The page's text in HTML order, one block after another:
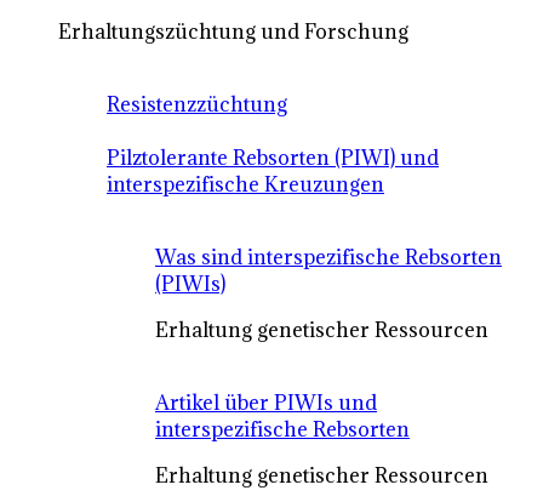
Erhaltungszüchtung und Forschung
Resistenzzüchtung
Pilztolerante Rebsorten (PIWI) und
interspezifische Kreuzungen
Was sind interspezifische Rebsorten
(PIWIs)
Erhaltung genetischer Ressourcen
Artikel über PIWIs und
interspezifische Rebsorten
Erhaltung genetischer Ressourcen